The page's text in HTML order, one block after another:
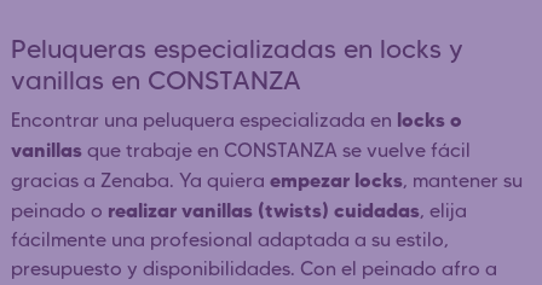
Peluqueras especializadas en locks y
vanillas en CONSTANZA
Encontrar una peluquera especializada en locks o
vanillas que trabaje en CONSTANZA se vuelve fácil
gracias a Zenaba. Ya quiera empezar locks, mantener su
peinado o realizar vanillas (twists) cuidadas, elija
fácilmente una profesional adaptada a su estilo,
presupuesto y disponibilidades. Con el peinado afro a